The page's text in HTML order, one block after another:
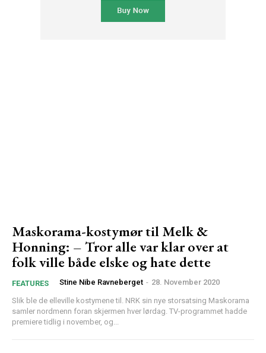
Maskorama-kostymør til Melk &
Honning: – Tror alle var klar over at
folk ville både elske og hate dette
FEATURES Stine Nibe Ravneberget - 28. November 2020
Slik ble de elleville kostymene til. NRK sin nye storsatsing Maskorama
samler nordmenn foran skjermen hver lørdag. TV-programmet hadde
premiere tidlig i november, og...